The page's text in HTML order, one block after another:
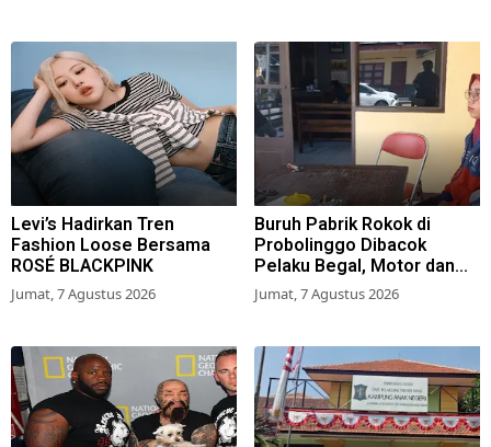
Levi’s Hadirkan Tren
Fashion Loose Bersama
ROSÉ BLACKPINK
Jumat, 7 Agustus 2026
Buruh Pabrik Rokok di
Probolinggo Dibacok
Pelaku Begal, Motor dan
Tas Amblas
Jumat, 7 Agustus 2026